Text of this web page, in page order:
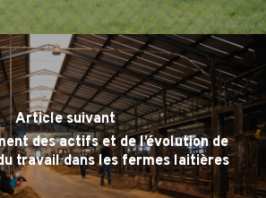
Article suivant
des actifs et de l’évolution de
travail dans les fermes laitières